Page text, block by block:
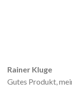
Rainer Kluge
Gutes Produkt,